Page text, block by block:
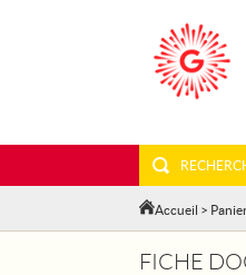
Accueil >
FICHE